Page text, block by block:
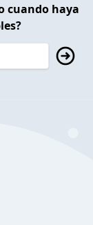
cuando haya